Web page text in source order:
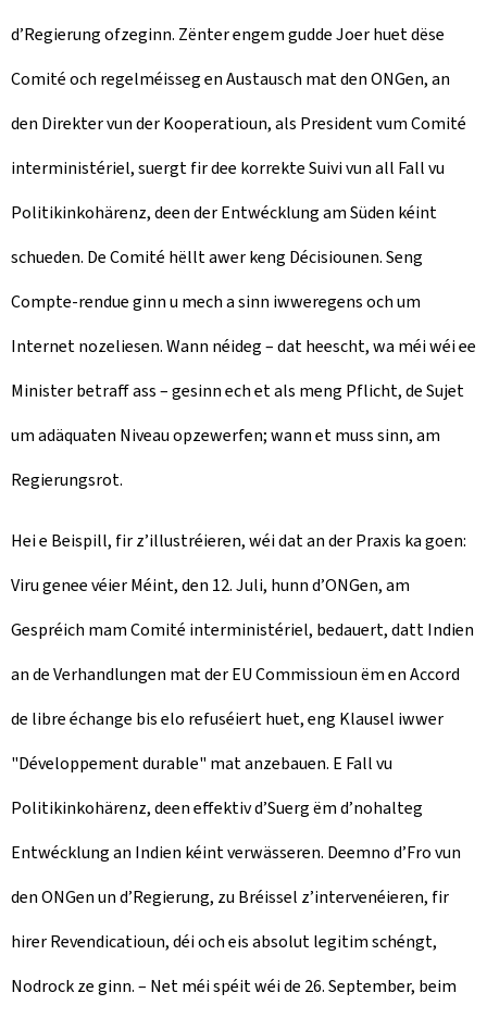
d’Regierung ofzeginn. Zënter engem gudde Joer huet dëse
Comité och regelméisseg en Austausch mat den ONGen, an
den Direkter vun der Kooperatioun, als President vum Comité
interministériel, suergt fir dee korrekte Suivi vun all Fall vu
Politikinkohärenz, deen der Entwécklung am Süden kéint
schueden. De Comité hëllt awer keng Décisiounen. Seng
Compte-rendue ginn u mech a sinn iwweregens och um
Internet nozeliesen. Wann néideg – dat heescht, wa méi wéi ee
Minister betraff ass – gesinn ech et als meng Pflicht, de Sujet
um adäquaten Niveau opzewerfen; wann et muss sinn, am
Regierungsrot.
Hei e Beispill, fir z’illustréieren, wéi dat an der Praxis ka goen:
Viru genee véier Méint, den 12. Juli, hunn d’ONGen, am
Gespréich mam Comité interministériel, bedauert, datt Indien
an de Verhandlungen mat der EU Commissioun ëm en Accord
de libre échange bis elo refuséiert huet, eng Klausel iwwer
"Développement durable" mat anzebauen. E Fall vu
Politikinkohärenz, deen effektiv d’Suerg ëm d’nohalteg
Entwécklung an Indien kéint verwässeren. Deemno d’Fro vun
den ONGen un d’Regierung, zu Bréissel z’intervenéieren, fir
hirer Revendicatioun, déi och eis absolut legitim schéngt,
Nodrock ze ginn. – Net méi spéit wéi de 26. September, beim